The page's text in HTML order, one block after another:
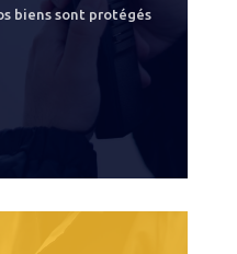
biens sont protégés